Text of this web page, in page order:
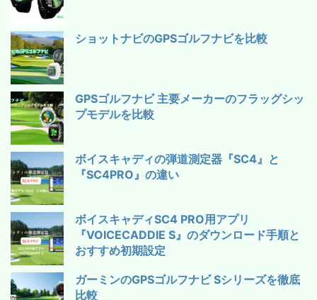
ショットナビのGPSゴルフナビを比較
GPSゴルフナビ 主要メーカーのフラッグシッ
プモデルを比較
ボイスキャディの弾道測定器『SC4』と
『SC4PRO』の違い
ボイスキャディSC4 PRO用アプリ
『VOICECADDIE S』のダウンロード手順と
おすすめ初期設定
ガーミンのGPSゴルフナビ Sシリーズを徹底
比較